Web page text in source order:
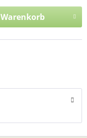
Warenkorb